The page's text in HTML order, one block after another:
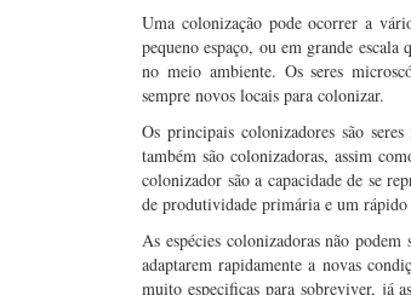
Uma colonização pode ocorrer a
pequeno espaço, ou em grande
no meio ambiente. Os seres
sempre novos locais para colonizar.
Os principais colonizadores são
também são colonizadoras, assim
colonizador são a capacidade de se
de produtividade primária e um
As espécies colonizadoras não podem
adaptarem rapidamente a novas
muito especificas para sobreviver, já